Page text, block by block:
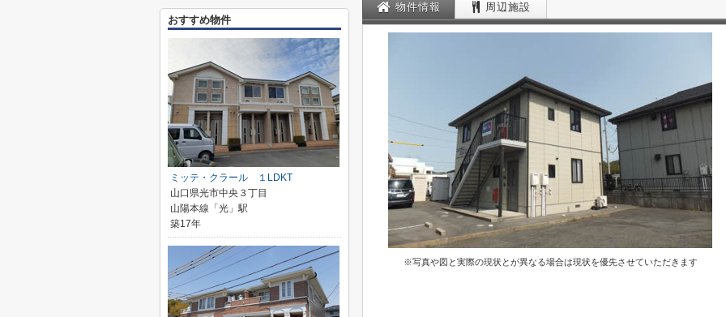
物件情報 周辺施設
※写真や図と実際の現状とが異なる場合は現状を優先させていただきます
おすすめ物件
ミッテ・クラール １LDKT
山口県光市中央３丁目
山陽本線「光」駅
築17年